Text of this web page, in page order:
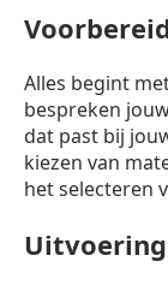
Alles begint
bespreken
dat past bij
kiezen van
het selecteren